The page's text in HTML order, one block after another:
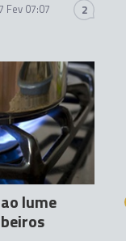
Fev 07:07 2
lume